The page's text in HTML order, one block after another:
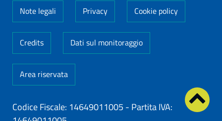
Note legali Privacy Cookie policy
Credits Dati sul monitoraggio
Area riservata
Codice Fiscale: 14649011005 - Partita IVA: